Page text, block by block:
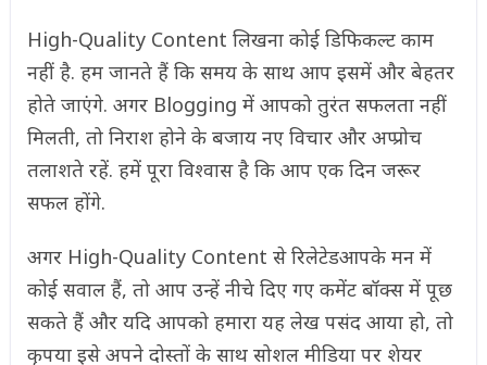
High-Quality Content लिखना कोई डिफिकल्ट काम
नहीं है. हम जानते हैं कि समय के साथ आप इसमें और बेहतर
होते जाएंगे. अगर Blogging में आपको तुरंत सफलता नहीं
मिलती, तो निराश होने के बजाय नए विचार और अप्प्रोच
तलाशते रहें. हमें पूरा विश्वास है कि आप एक दिन जरूर
सफल होंगे.
अगर High-Quality Content से रिलेटेडआपके मन में
कोई सवाल हैं, तो आप उन्हें नीचे दिए गए कमेंट बॉक्स में पूछ
सकते हैं और यदि आपको हमारा यह लेख पसंद आया हो, तो
कृपया इसे अपने दोस्तों के साथ सोशल मीडिया पर शेयर